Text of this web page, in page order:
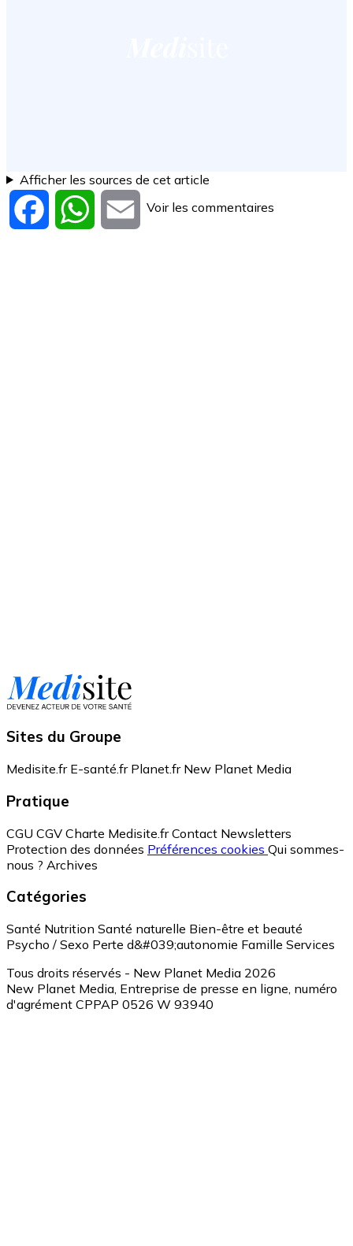
Afficher les sources de cet article
Facebook WhatsApp
Email
Voir les commentaires
Sites du Groupe
Medisite.fr E-santé.fr Planet.fr New Planet Media
Pratique
CGU CGV Charte Medisite.fr Contact Newsletters
Protection des données Préférences cookies Qui sommes-
nous ? Archives
Catégories
Santé Nutrition Santé naturelle Bien-être et beauté
Psycho / Sexo Perte d&#039;autonomie Famille Services
Tous droits réservés - New Planet Media 2026
New Planet Media, Entreprise de presse en ligne, numéro
d'agrément CPPAP 0526 W 93940